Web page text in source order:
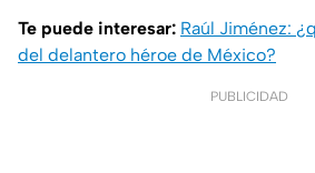
Te puede interesar: Raúl Jiménez:
del delantero héroe de México?
PUBLICIDAD